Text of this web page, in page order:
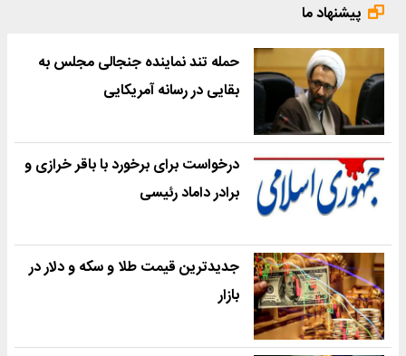
پیشنهاد ما
حمله تند نماینده جنجالی مجلس به
بقایی در رسانه آمریکایی
درخواست برای برخورد با باقر خرازی و
برادر داماد رئیسی
جدیدترین قیمت طلا و سکه و دلار در
بازار